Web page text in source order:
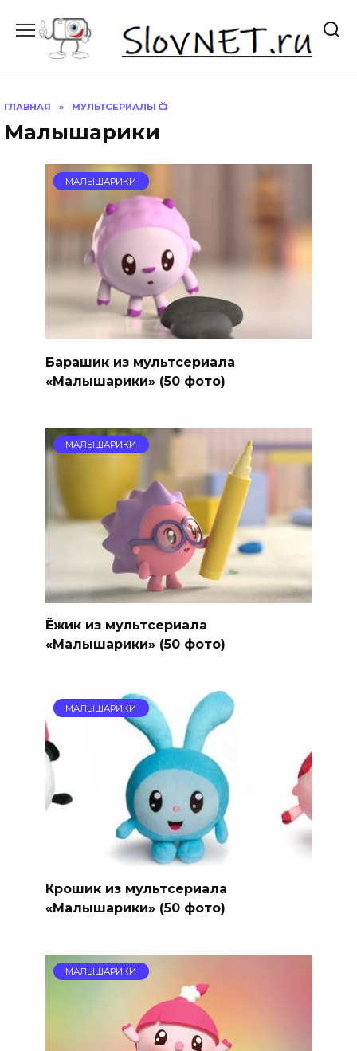
содержанию
ГЛАВНАЯ » МУЛЬТСЕРИАЛЫ 📺
Малышарики
МАЛЫШАРИКИ
Барашик из мультсериала
«Малышарики» (50 фото)
МАЛЫШАРИКИ
Ёжик из мультсериала
«Малышарики» (50 фото)
МАЛЫШАРИКИ
Крошик из мультсериала
«Малышарики» (50 фото)
МАЛЫШАРИКИ